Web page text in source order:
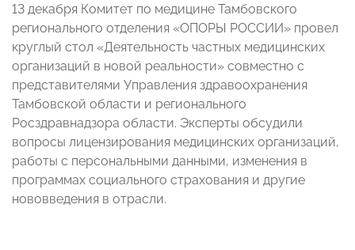
13 декабря Комитет по медицине Тамбовского
регионального отделения «ОПОРЫ РОССИИ» провел
круглый стол «Деятельность частных медицинских
организаций в новой реальности» совместно с
представителями Управления здравоохранения
Тамбовской области и регионального
Росздравнадзора области. Эксперты обсудили
вопросы лицензирования медицинских организаций,
работы с персональными данными, изменения в
программах социального страхования и другие
нововведения в отрасли.